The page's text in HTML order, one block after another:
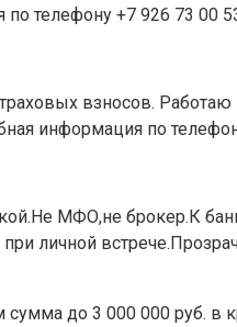
телефону +7 926 73 00
взносов.
информация по
МФО,не брокер.К
личной
до 3 000 000 руб. в